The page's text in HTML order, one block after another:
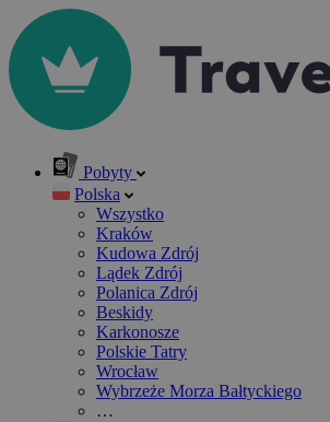
Pobyty
Polska
Wszystko
Kraków
Kudowa Zdrój
Lądek Zdrój
Polanica Zdrój
Beskidy
Karkonosze
Polskie Tatry
Wrocław
Wybrzeże Morza Bałtyckiego
…